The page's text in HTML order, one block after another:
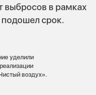
выбросов в рамках
срок.
уделили
воздух».